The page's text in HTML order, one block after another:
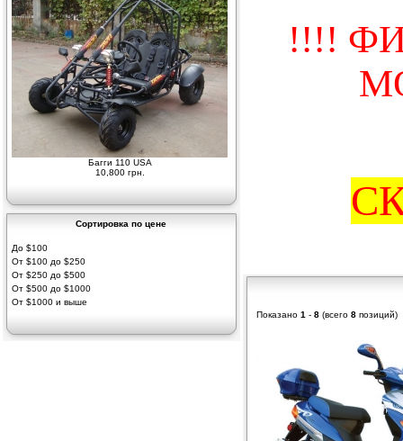
Багги 110 USA
10,800 грн.
Сортировка по цене
До $100
От $100 до $250
От $250 до $500
От $500 до $1000
От $1000 и выше
!!!!
Показано 1 - 8 (всего 8 позиций)